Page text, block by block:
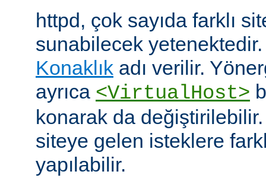
httpd, çok sayıda farklı
sunabilecek
Konaklık adı verilir.
ayrıca <VirtualHost>
konarak da
siteye gelen isteklere
yapılabilir.